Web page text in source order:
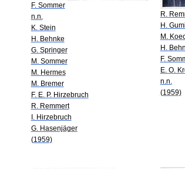
F. Sommer
n.n.
K. Stein
H. Behnke
G. Springer
M. Sommer
M. Hermes
M. Bremer
F. E. P. Hirzebruch
R. Remmert
I. Hirzebruch
G. Hasenjäger
(1959)
R.
H.
M.
H.
F.
E. O.
n.n.
(1959)